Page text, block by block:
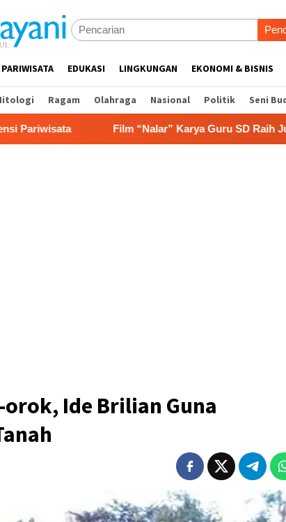
PARIWISATA EDUKASI LINGKUNGAN EKONOMI & BISNIS
Ragam Olahraga Nasional Politik Seni
Film “Nalar” Karya Guru SD Raih Juara 1 Lomba
Ide Brilian Guna